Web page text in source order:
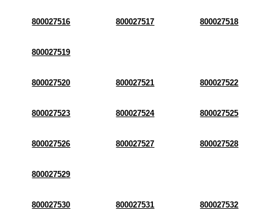
800027516 800027517 800027518
800027519
800027520 800027521 800027522
800027523 800027524 800027525
800027526 800027527 800027528
800027529
800027530 800027531 800027532